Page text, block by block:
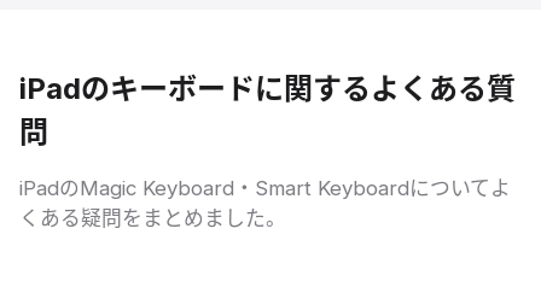
iPadのキーボードに関するよくある質
問
iPadのMagic Keyboard・Smart Keyboardについてよ
くある疑問をまとめました。